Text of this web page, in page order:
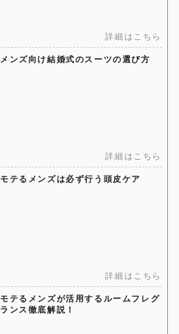
詳細はこちら
メンズ向け結婚式のスーツの選び方
詳細はこちら
モテるメンズは必ず行う頭皮ケア
詳細はこちら
モテるメンズが活用するルームフレグ
ランス徹底解説！